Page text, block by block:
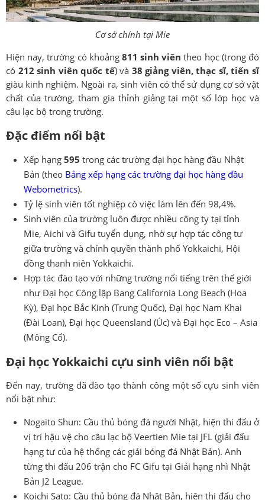
Cơ sở chính tại Mie
Hiện nay, trường có khoảng 811 sinh viên theo học (trong đó
có 212 sinh viên quốc tế) và 38 giảng viên, thạc sĩ, tiến sĩ
giàu kinh nghiệm. Ngoài ra, sinh viên có thể sử dụng cơ sở vật
chất của trường, tham gia thỉnh giảng tại một số lớp học và
câu lạc bộ trong trường.
Đặc điểm nổi bật
Xếp hạng 595 trong các trường đại học hàng đầu Nhật
Bản (theo Bảng xếp hạng các trường đại học hàng đầu
Webometrics).
Tỷ lệ sinh viên tốt nghiệp có việc làm lên đến 98,4%.
Sinh viên của trường luôn được nhiều công ty tại tỉnh
Mie, Aichi và Gifu tuyển dụng, nhờ sự hợp tác công tư
giữa trường và chính quyền thành phố Yokkaichi, Hội
đồng thanh niên Yokkaichi.
Hợp tác đào tạo với những trường nổi tiếng trên thế giới
như Đại học Công lập Bang California Long Beach (Hoa
Kỳ), Đại học Bắc Kinh (Trung Quốc), Đại học Nam Khai
(Đài Loan), Đại học Queensland (Úc) và Đại học Eco – Asia
(Mông Cổ).
Đại học Yokkaichi cựu sinh viên nổi bật
Đến nay, trường đã đào tạo thành công một số cựu sinh viên
nổi bật như:
Nogaito Shun: Cầu thủ bóng đá người Nhật, hiện thi đấu ở
vị trí hậu vệ cho câu lạc bộ Veertien Mie tại JFL (giải đấu
hạng tư của hệ thống các giải bóng đá Nhật Bản). Anh
từng thi đấu 206 trận cho FC Gifu tại Giải hạng nhì Nhật
Bản J2 League.
Koichi Sato: Cầu thủ bóng đá Nhật Bản, hiện thi đấu cho